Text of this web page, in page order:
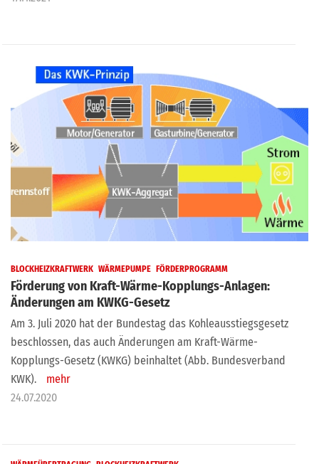
BLOCKHEIZKRAFTWERK WÄRMEPUMPE FÖRDERPROGRAMM
Förderung von Kraft-Wärme-Kopplungs-Anlagen:
Änderungen am KWKG-Gesetz
Am 3. Juli 2020 hat der Bundestag das Kohleausstiegsgesetz
beschlossen, das auch Änderungen am Kraft-Wärme-
Kopplungs-Gesetz (KWKG) beinhaltet (Abb. Bundesverband
KWK).
mehr
24.07.2020